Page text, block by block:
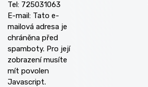
Tel: 725031063
E-mail: Tato e-
mailová adresa je
chráněna před
spamboty. Pro její
zobrazení musíte
mít povolen
Javascript.